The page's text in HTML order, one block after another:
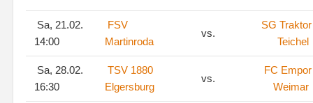
Sa, 21.02.
14:00
FSV
Martinroda
vs.
SG Traktor
Teichel
Sa, 28.02.
16:30
TSV 1880
Elgersburg
vs.
FC Empor
Weimar